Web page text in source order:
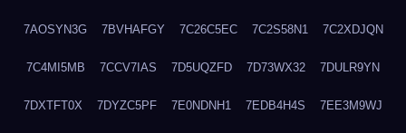
7AOSYN3G 7BVHAFGY 7C26C5EC 7C2S58N1 7C2XDJQN
7C4MI5MB 7CCV7IAS 7D5UQZFD 7D73WX32 7DULR9YN
7DXTFT0X 7DYZC5PF 7E0NDNH1 7EDB4H4S 7EE3M9WJ